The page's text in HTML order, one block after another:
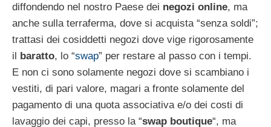
diffondendo nel nostro Paese dei negozi online, ma
anche sulla terraferma, dove si acquista “senza soldi”;
trattasi dei cosiddetti negozi dove vige rigorosamente
il baratto, lo “swap” per restare al passo con i tempi.
E non ci sono solamente negozi dove si scambiano i
vestiti, di pari valore, magari a fronte solamente del
pagamento di una quota associativa e/o dei costi di
lavaggio dei capi, presso la “swap boutique“, ma